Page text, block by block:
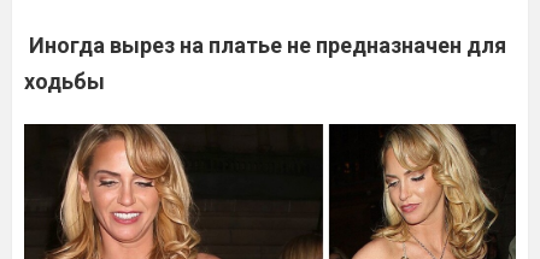
Иногда вырез на платье не предназначен для
ходьбы